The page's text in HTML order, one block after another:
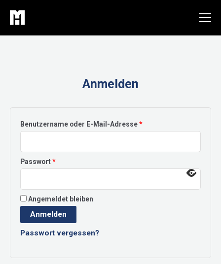
Inhalt
springen
Anmelden
Benutzername oder E-Mail-Adresse*Erforderlich
Passwort*Erforderlich
Angemeldet bleiben
Anmelden
Passwort vergessen?